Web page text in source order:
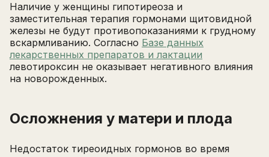
Наличие у женщины гипотиреоза и
заместительная терапия гормонами щитовидной
железы не будут противопоказаниями к грудному
вскармливанию. Согласно Базе данных
лекарственных препаратов и лактации
левотироксин не оказывает негативного влияния
на новорожденных.
Осложнения у матери и плода
Недостаток тиреоидных гормонов во время